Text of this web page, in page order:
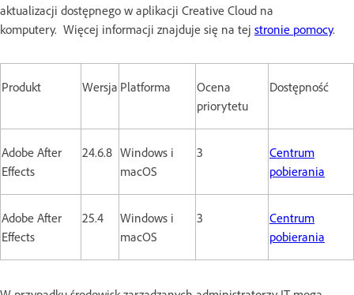
aktualizacji dostępnego w aplikacji Creative Cloud na
komputery. Więcej informacji znajduje się na tej stronie pomocy.
Produkt Wersja Platforma
Ocena
priorytetu
Dostępność
Adobe After
Effects
24.6.8 Windows i
macOS
3
Centrum
pobierania
Adobe After
Effects
25.4
Windows i
macOS
3
Centrum
pobierania